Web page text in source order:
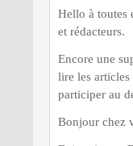
Hello à toutes
et rédacteurs.
Encore une
lire les articles
participer au
Bonjour chez